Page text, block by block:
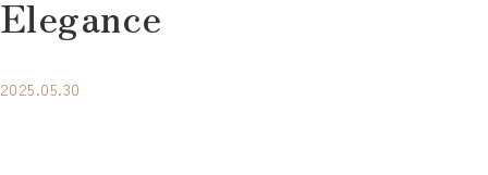
Elegance
2025.05.30